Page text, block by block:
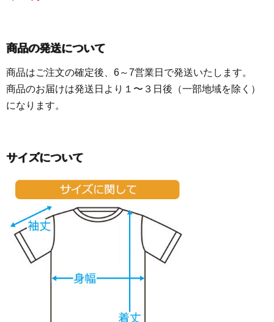
商品の発送について
商品はご注文の確定後、6～7営業日で発送いたします。
商品のお届けは発送日より１〜３日後（一部地域を除く）
になります。
サイズについて